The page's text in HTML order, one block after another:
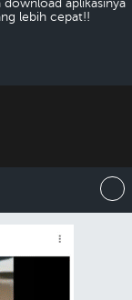
download aplikasinya
lebih cepat!!